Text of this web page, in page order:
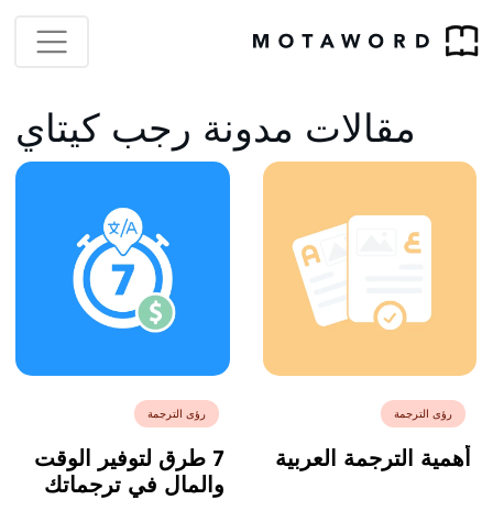
مقالات مدونة رجب كيتاي
رؤى الترجمة
أهمية الترجمة العربية
رؤى الترجمة
7 طرق لتوفير الوقت
والمال في ترجماتك